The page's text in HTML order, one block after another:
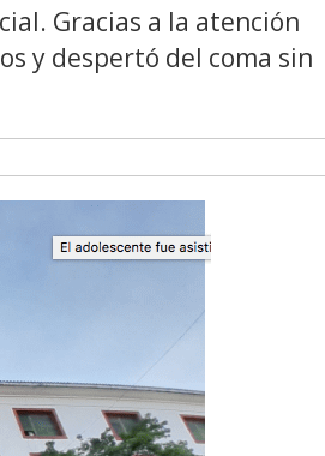
Gracias a la atención
y despertó del coma sin